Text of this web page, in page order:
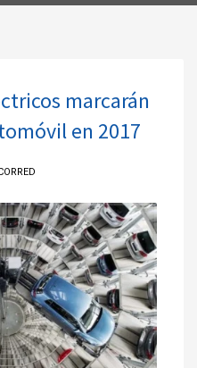
marcarán
en 2017